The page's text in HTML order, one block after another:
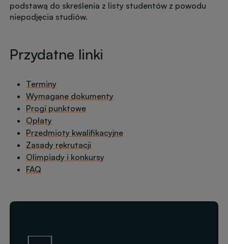
podstawą do skreślenia z listy studentów z powodu
niepodjęcia studiów.
Przydatne linki
Terminy
Wymagane dokumenty
Progi punktowe
Opłaty
Przedmioty kwalifikacyjne
Zasady rekrutacji
Olimpiady i konkursy
FAQ
Obraz